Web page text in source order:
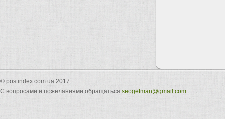
© postindex.com.ua 2017
С вопросами и пожеланиями обращаться seogetman@gmail.com